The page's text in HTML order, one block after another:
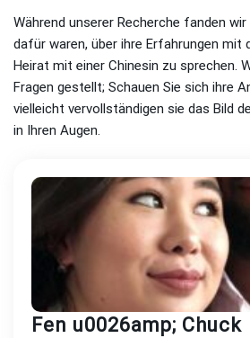
Während unserer Recherche fanden
dafür waren, über ihre Erfahrungen mit
Heirat mit einer Chinesin zu sprechen.
Fragen gestellt; Schauen Sie sich ihre
vielleicht vervollständigen sie das Bild
in Ihren Augen.
Fen u0026amp; Chuck